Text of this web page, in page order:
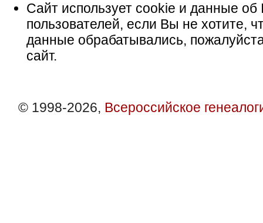
Сайт использует cookie и данные об
пользователей, если Вы не хотите,
данные обрабатывались,
сайт.
© 1998-2026, Всероссийское